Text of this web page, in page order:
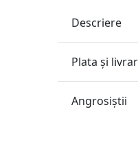
Descriere
Plata și
Angrosiştii